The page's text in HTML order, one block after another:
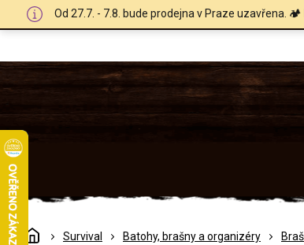
Od 27.7. - 7.8. bude prodejna v Praze uzavřena.
DomůSurvival Batohy, brašny a organizéry